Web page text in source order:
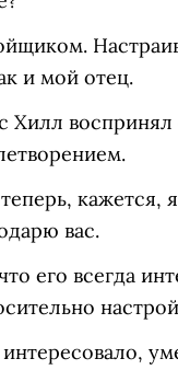
и мой отец.
воспринял
кажется,
вас.
его всегда